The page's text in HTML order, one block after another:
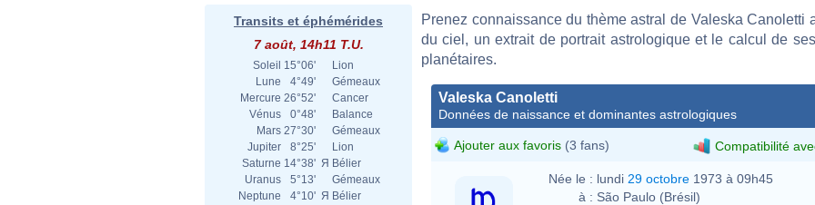
Transits et éphémérides
7 août, 14h11 T.U.
Soleil 15°06'
Lion
Lune
4°49'
Gémeaux
Mercure 26°52'
Cancer
Vénus
0°48'
Balance
Mars 27°30'
Gémeaux
Jupiter
8°25'
Lion
Saturne 14°38' Я Bélier
Uranus
5°13'
Gémeaux
Neptune
4°10' Я Bélier
Prenez connaissance du thème astral de Valeska Canoletti
du ciel, un extrait de portrait astrologique et le calcul de
planétaires.
Valeska Canoletti
Données de naissance et dominantes astrologiques
Ajouter aux favoris (3 fans) Compatibilité
Née le : lundi 29 octobre 1973 à 09h45
à : São Paulo (Brésil)